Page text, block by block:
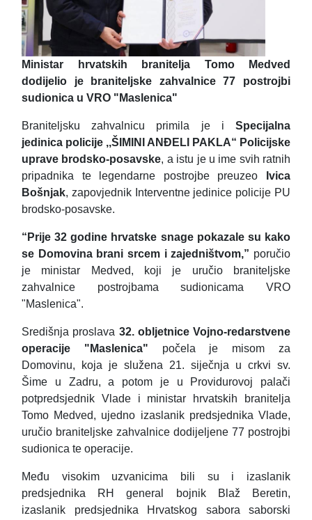
Ministar hrvatskih branitelja Tomo Medved
dodijelio je braniteljske zahvalnice 77 postrojbi
sudionica u VRO "Maslenica"
Braniteljsku zahvalnicu primila je i Specijalna
jedinica policije ,,ŠIMINI ANĐELI PAKLA“ Policijske
uprave brodsko-posavske, a istu je u ime svih ratnih
pripadnika te legendarne postrojbe preuzeo
Ivica
Bošnjak, zapovjednik Interventne jedinice policije PU
brodsko-posavske.
“Prije 32 godine hrvatske snage pokazale su kako
se Domovina brani srcem i zajedništvom,” poručio
je ministar Medved, koji je uručio braniteljske
zahvalnice postrojbama sudionicama VRO
"Maslenica".
Središnja proslava 32. obljetnice Vojno-redarstvene
operacije "Maslenica" počela je misom za
Domovinu, koja je služena 21. siječnja u crkvi sv.
Šime u Zadru, a potom je u Providurovoj palači
potpredsjednik Vlade i ministar hrvatskih branitelja
Tomo Medved, ujedno izaslanik predsjednika Vlade,
uručio braniteljske zahvalnice dodijeljene 77 postrojbi
sudionica te operacije.
Među visokim uzvanicima bili su i izaslanik
predsjednika RH general bojnik Blaž Beretin,
izaslanik predsjednika Hrvatskog sabora saborski